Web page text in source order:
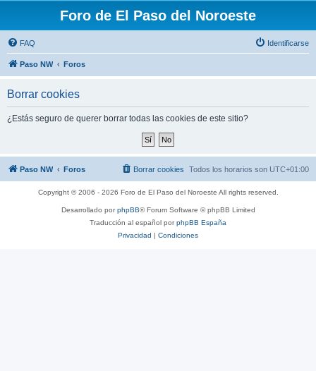
Foro de El Paso del Noroeste
FAQ Identificarse
Paso NW Foros
Borrar cookies
¿Estás seguro de querer borrar todas las cookies de este sitio?
Paso NW Foros Todos los horarios son UTC+01:00
Borrar cookies
Copyright © 2006 - 2026 Foro de El Paso del Noroeste All rights reserved.
Desarrollado porphpBB® Forum Software © phpBB Limited
Traducción al español porphpBB España
Privacidad | Condiciones